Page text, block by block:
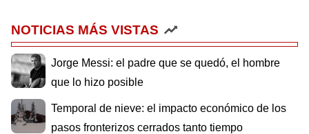
NOTICIAS MÁS VISTAS
Jorge Messi: el padre que se quedó, el hombre
que lo hizo posible
Temporal de nieve: el impacto económico de los
pasos fronterizos cerrados tanto tiempo